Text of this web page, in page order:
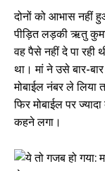
दोनों को आभास नहीं
पीड़ित लड़की ऋतु
वह पैसे नहीं दे पा
था। मां ने उसे बार-
मोबाईल नंबर ले
फिर मोबाईल पर
कहने लगा।